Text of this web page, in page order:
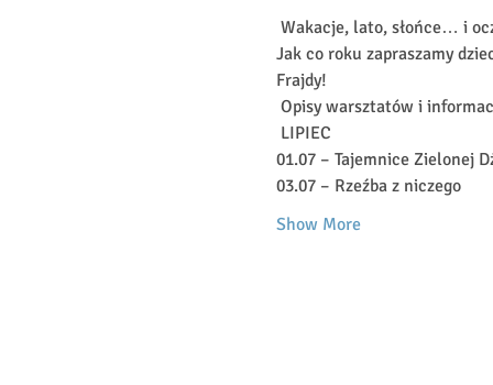
Wakacje, lato, słońce… i
Jak co roku zapraszamy
Frajdy!
Opisy warsztatów i
LIPIEC
01.07 – Tajemnice Zielonej
03.07 – Rzeźba z niczego
Show More